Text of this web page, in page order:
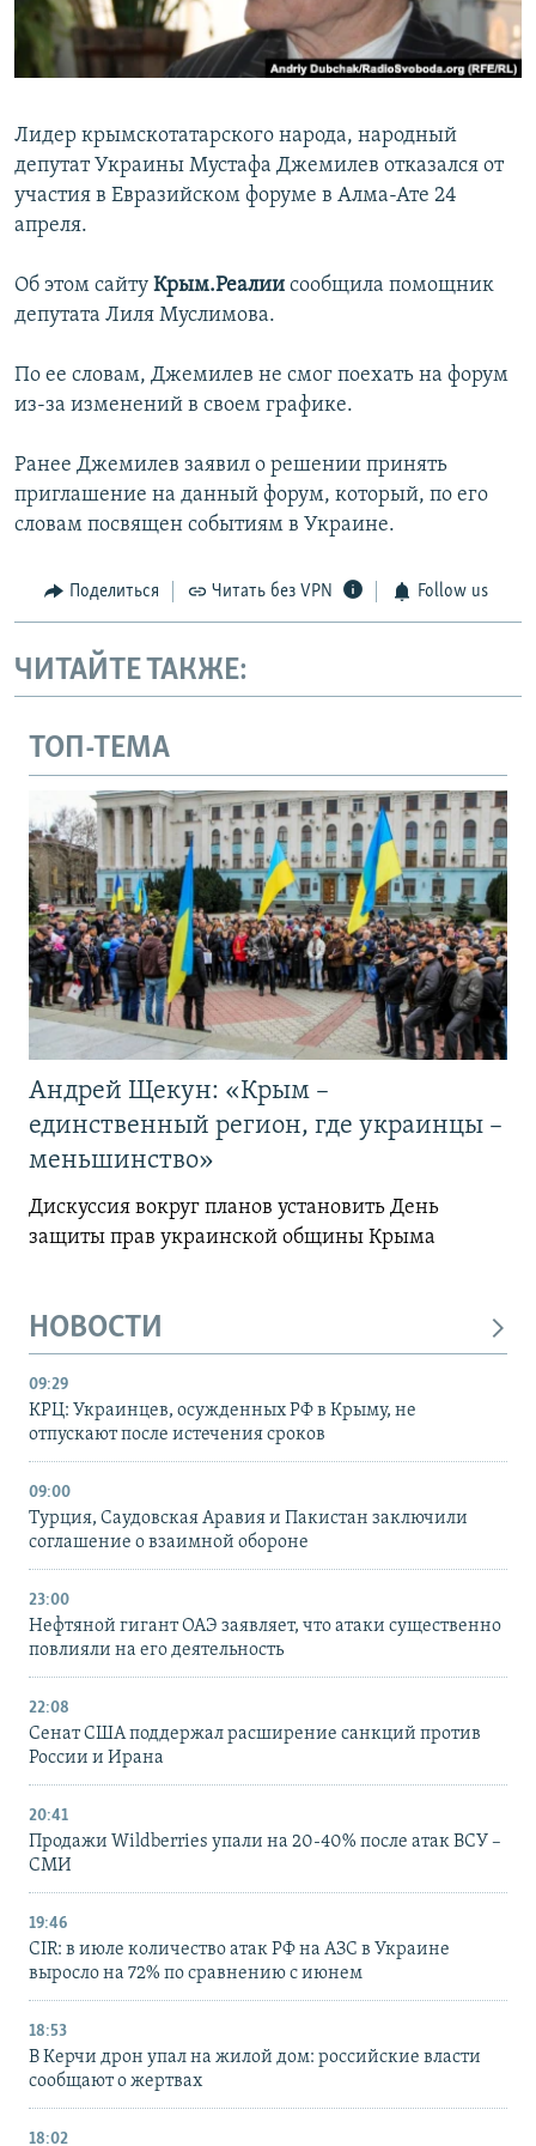
ПОБЕДИТЕЛЕЙ НЕ СУДЯТ?
КРЫМ.НЕПОКОРЕННЫЙ
УКРАИНСКАЯ ПРОБЛЕМА КРЫМА
ПРИСОЕДИНЯЙТЕСЬ!
Все сайты RFE/RL
Лидер крымскотатарского народа, народный
депутат Украины Мустафа Джемилев отказался от
участия в Евразийском форуме в Алма-Ате 24
апреля.
Об этом сайту Крым.Реалии сообщила помощник
депутата Лиля Муслимова.
По ее словам, Джемилев не смог поехать на форум
из-за изменений в своем графике.
Ранее Джемилев заявил о решении принять
приглашение на данный форум, который, по его
словам посвящен событиям в Украине.
Поделиться Читать без VPN Follow us
ЧИТАЙТЕ ТАКЖЕ:
ТОП-ТЕМА
Андрей Щекун: «Крым –
единственный регион, где украинцы –
меньшинство»
Дискуссия вокруг планов установить День
защиты прав украинской общины Крыма
НОВОСТИ
09:29
КРЦ: Украинцев, осужденных РФ в Крыму, не
отпускают после истечения сроков
09:00
Турция, Саудовская Аравия и Пакистан заключили
соглашение о взаимной обороне
23:00
Нефтяной гигант ОАЭ заявляет, что атаки существенно
повлияли на его деятельность
22:08
Сенат США поддержал расширение санкций против
России и Ирана
20:41
Продажи Wildberries упали на 20-40% после атак ВСУ –
СМИ
19:46
CIR: в июле количество атак РФ на АЗС в Украине
выросло на 72% по сравнению с июнем
18:53
В Керчи дрон упал на жилой дом: российские власти
сообщают о жертвах
18:02